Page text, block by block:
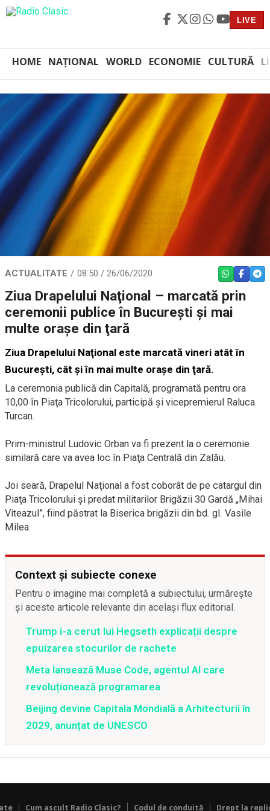
LIVE
HOME NAȚIONAL WORLD ECONOMIE CULTURĂ
ACTUALITATE 08:50 / 26/06/2020 WHATSAPP
Ziua Drapelului Naţional – marcată prin
ceremonii publice în Bucureşti şi mai
multe oraşe din ţară
Ziua Drapelului Naţional este marcată vineri atât în
Bucureşti, cât şi în mai multe oraşe din ţară.
La ceremonia publică din Capitală, programată pentru ora
10,00 în Piaţa Tricolorului, participă şi vicepremierul Raluca
Turcan.
Prim-ministrul Ludovic Orban va fi prezent la o ceremonie
similară care va avea loc în Piaţa Centrală din Zalău.
Joi seară, Drapelul Naţional a fost coborât de pe catargul din
Piaţa Tricolorului şi predat militarilor Brigăzii 30 Gardă „Mihai
Viteazul”, fiind păstrat la Biserica brigăzii din bd. gl. Vasile
Milea.
Context și subiecte conexe
Pentru o imagine mai completă a subiectului, urmărește
și aceste articole relevante din același flux editorial.
Trump i-a cerut lui Hegseth explicații despre
epuizarea stocurilor de rachete
Meta lansează Muse Code, agentul AI care
revoluționează programarea
Beijing devine Capitala Mondială a Arhitecturii în
2029, anunțat de UNESCO
Cum ascult Radio Clasic? Codul de conduită Drept la